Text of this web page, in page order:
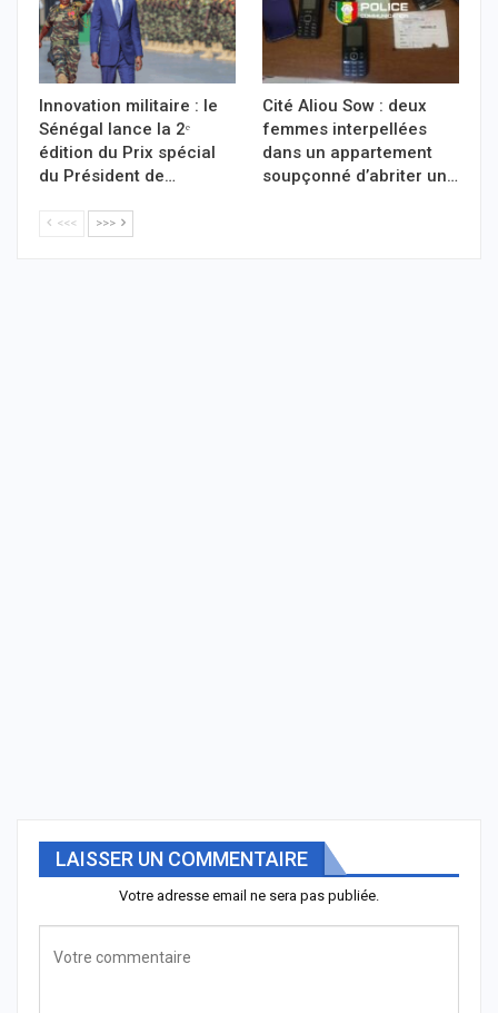
Innovation militaire : le
Sénégal lance la 2ᵉ
édition du Prix spécial
du Président de…
Cité Aliou Sow : deux
femmes interpellées
dans un appartement
soupçonné d’abriter un…
<<< >>>
LAISSER UN COMMENTAIRE
Votre adresse email ne sera pas publiée.